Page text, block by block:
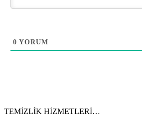
0 YORUM
TEMİZLİK HİZMETLERİ…